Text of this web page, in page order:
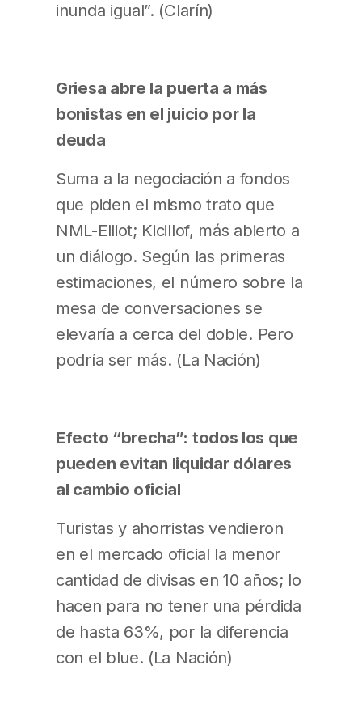
inunda igual”. (Clarín)
Griesa abre la puerta a más
bonistas en el juicio por la
deuda
Suma a la negociación a fondos
que piden el mismo trato que
NML-Elliot; Kicillof, más abierto a
un diálogo. Según las primeras
estimaciones, el número sobre la
mesa de conversaciones se
elevaría a cerca del doble. Pero
podría ser más. (La Nación)
Efecto “brecha”: todos los que
pueden evitan liquidar dólares
al cambio oficial
Turistas y ahorristas vendieron
en el mercado oficial la menor
cantidad de divisas en 10 años; lo
hacen para no tener una pérdida
de hasta 63%, por la diferencia
con el blue. (La Nación)